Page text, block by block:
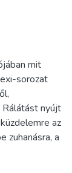
mit
sorozat
Rálátást nyújt
az
zuhanásra, a